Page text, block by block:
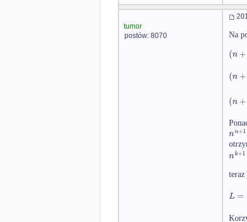
tumor
postów: 8070
Na
(n+
(n+
(n+
nn+1
nk+1
teraz
L =